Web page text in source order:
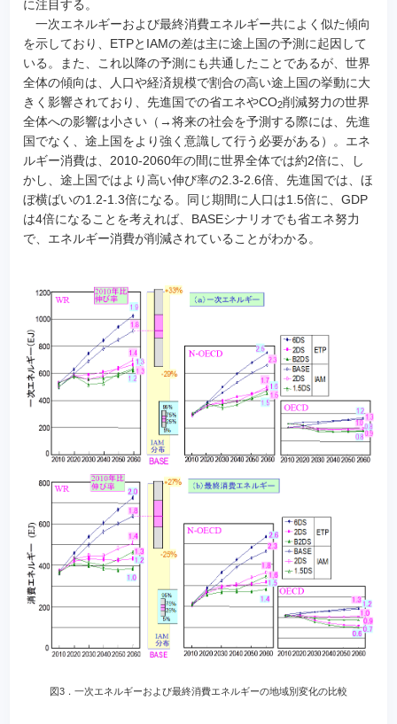
に注目する。
一次エネルギーおよび最終消費エネルギー共によく似た傾向
を示しており、ETPとIAMの差は主に途上国の予測に起因して
いる。また、これ以降の予測にも共通したことであるが、世界
全体の傾向は、人口や経済規模で割合の高い途上国の挙動に大
きく影響されており、先進国での省エネやCO2削減努力の世界
全体への影響は小さい（→将来の社会を予測する際には、先進
国でなく、途上国をより強く意識して行う必要がある）。エネ
ルギー消費は、2010-2060年の間に世界全体では約2倍に、し
かし、途上国ではより高い伸び率の2.3-2.6倍、先進国では、ほ
ぼ横ばいの1.2-1.3倍になる。同じ期間に人口は1.5倍に、GDP
は4倍になることを考えれば、BASEシナリオでも省エネ努力
で、エネルギー消費が削減されていることがわかる。
図3．一次エネルギーおよび最終消費エネルギーの地域別変化の比較